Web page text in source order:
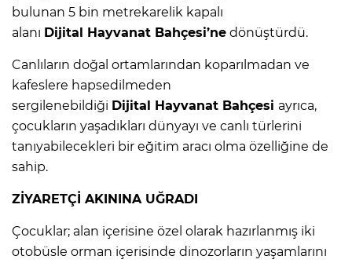
bulunan 5 bin metrekarelik kapalı
alanı Dijital Hayvanat Bahçesi’ne dönüştürdü.
Canlıların doğal ortamlarından koparılmadan ve
kafeslere hapsedilmeden
sergilenebildiği Dijital Hayvanat Bahçesi ayrıca,
çocukların yaşadıkları dünyayı ve canlı türlerini
tanıyabilecekleri bir eğitim aracı olma özelliğine de
sahip.
ZİYARETÇİ AKININA UĞRADI
Çocuklar; alan içerisine özel olarak hazırlanmış iki
otobüsle orman içerisinde dinozorların yaşamlarını